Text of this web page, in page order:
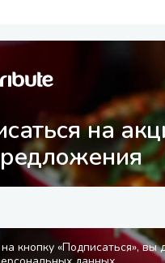
на
кнопку «Подписаться», вы